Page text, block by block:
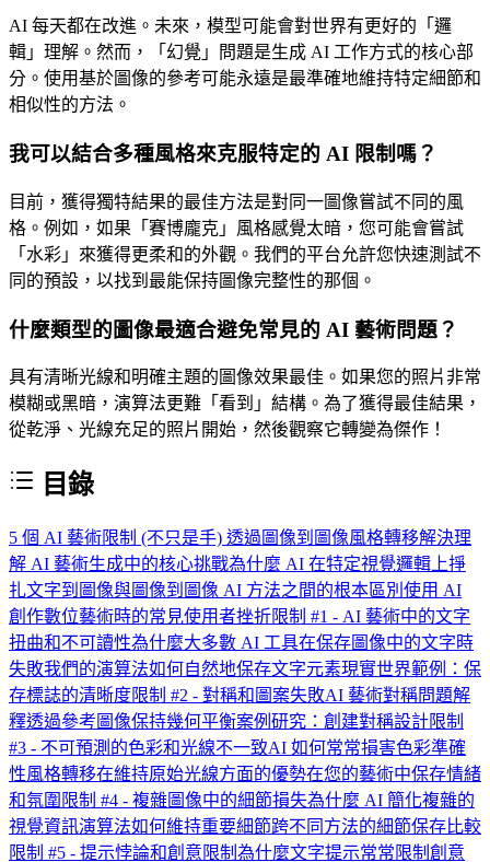
AI 每天都在改進。未來，模型可能會對世界有更好的「邏
輯」理解。然而，「幻覺」問題是生成 AI 工作方式的核心部
分。使用基於圖像的參考可能永遠是最準確地維持特定細節和
相似性的方法。
我可以結合多種風格來克服特定的 AI 限制嗎？
目前，獲得獨特結果的最佳方法是對同一圖像嘗試不同的風
格。例如，如果「賽博龐克」風格感覺太暗，您可能會嘗試
「水彩」來獲得更柔和的外觀。我們的平台允許您快速測試不
同的預設，以找到最能保持圖像完整性的那個。
什麼類型的圖像最適合避免常見的 AI 藝術問題？
具有清晰光線和明確主題的圖像效果最佳。如果您的照片非常
模糊或黑暗，演算法更難「看到」結構。為了獲得最佳結果，
從乾淨、光線充足的照片開始，然後觀察它轉變為傑作！
目錄
5 個 AI 藝術限制 (不只是手) 透過圖像到圖像風格轉移解決理
解 AI 藝術生成中的核心挑戰為什麼 AI 在特定視覺邏輯上掙
扎文字到圖像與圖像到圖像 AI 方法之間的根本區別 使用 AI
創作數位藝術時的常見使用者挫折限制 #1 - AI 藝術中的文字
扭曲和不可讀性為什麼大多數 AI 工具在保存圖像中的文字時
失敗我們的演算法如何自然地保存文字元素現實世界範例：保
存標誌的清晰度限制 #2 - 對稱和圖案失敗AI 藝術對稱問題解
釋透過參考圖像保持幾何平衡案例研究：創建對稱設計限制
#3 - 不可預測的色彩和光線不一致AI 如何常常損害色彩準確
性風格轉移在維持原始光線方面的優勢在您的藝術中保存情緒
和氛圍 限制 #4 - 複雜圖像中的細節損失為什麼 AI 簡化複雜的
視覺資訊演算法如何維持重要細節跨不同方法的細節保存比較
限制 #5 - 提示悖論和創意限制 為什麼文字提示常常限制創意